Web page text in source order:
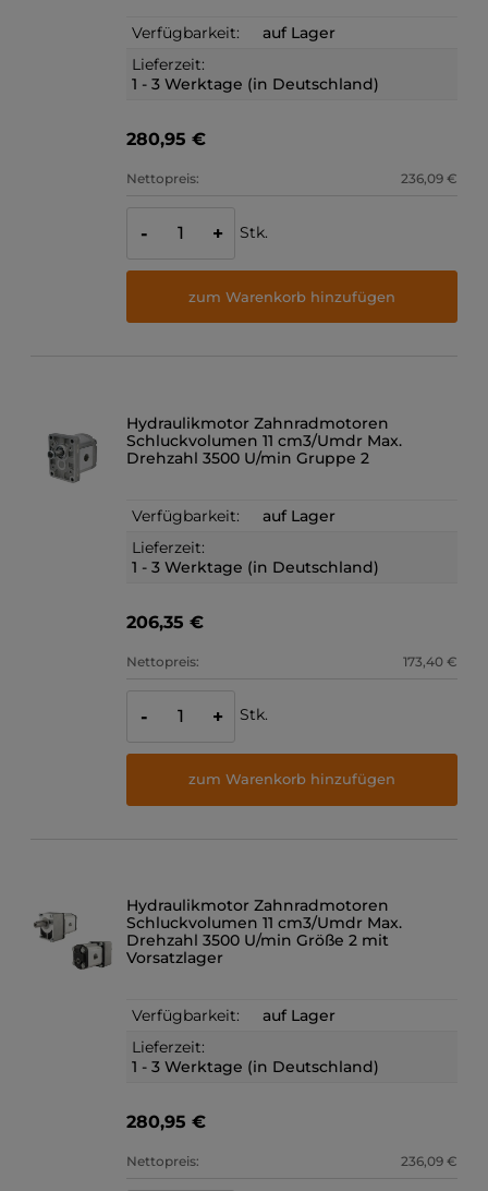
Verfügbarkeit:
auf Lager
Lieferzeit:
1 - 3 Werktage (in Deutschland)
280,95 €
Nettopreis: 236,09 €
- + Stk.
zum Warenkorb hinzufügen
Hydraulikmotor Zahnradmotoren
Schluckvolumen 11 cm3/Umdr Max.
Drehzahl 3500 U/min Gruppe 2
Verfügbarkeit:
auf Lager
Lieferzeit:
1 - 3 Werktage (in Deutschland)
206,35 €
Nettopreis: 173,40 €
- + Stk.
zum Warenkorb hinzufügen
Hydraulikmotor Zahnradmotoren
Schluckvolumen 11 cm3/Umdr Max.
Drehzahl 3500 U/min Größe 2 mit
Vorsatzlager
Verfügbarkeit:
auf Lager
Lieferzeit:
1 - 3 Werktage (in Deutschland)
280,95 €
Nettopreis: 236,09 €